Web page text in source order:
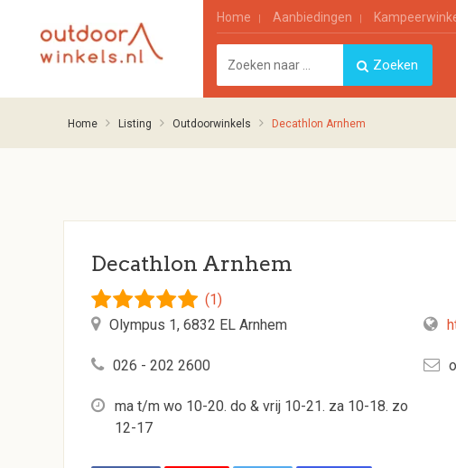
Home Aanbiedingen
Home Listing Outdoorwinkels Decathlon Arnhem
Decathlon Arnhem
(1)
Olympus 1, 6832 EL Arnhem
026 - 202 2600
ma t/m wo 10-20. do & vrij 10-21. za 10-18. zo
12-17